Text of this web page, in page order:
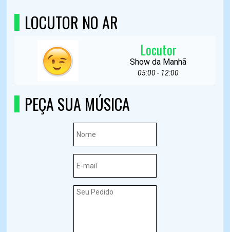
LOCUTOR NO AR
Locutor
Show da Manhã
05:00 - 12:00
PEÇA SUA MÚSICA